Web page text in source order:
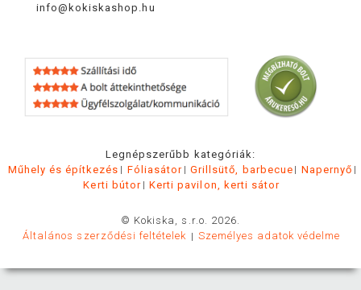
info@kokiskashop.hu
Legnépszerűbb kategóriák:
Műhely és építkezés
Fóliasátor Grillsütő, barbecue
Napernyő
Kerti bútor
Kerti pavilon, kerti sátor
© Kokiska, s.r.o. 2026.
Általános szerződési feltételek
Személyes adatok védelme